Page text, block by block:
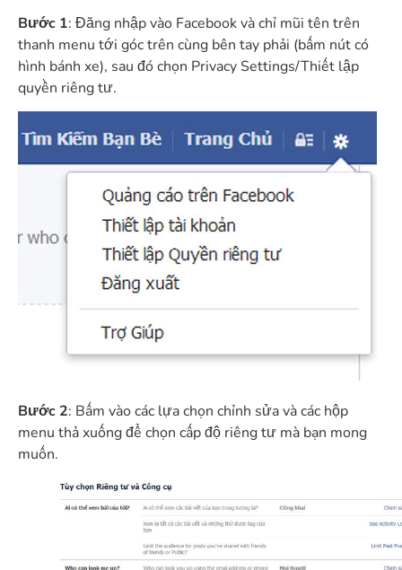
Bước 1: Đăng nhập vào Facebook và chỉ mũi tên trên
thanh menu tới góc trên cùng bên tay phải (bấm nút có
hình bánh xe), sau đó chọn Privacy Settings/Thiết lập
quyền riêng tư.
Bước 2: Bấm vào các lựa chọn chỉnh sửa và các hộp
menu thả xuống để chọn cấp độ riêng tư mà bạn mong
muốn.